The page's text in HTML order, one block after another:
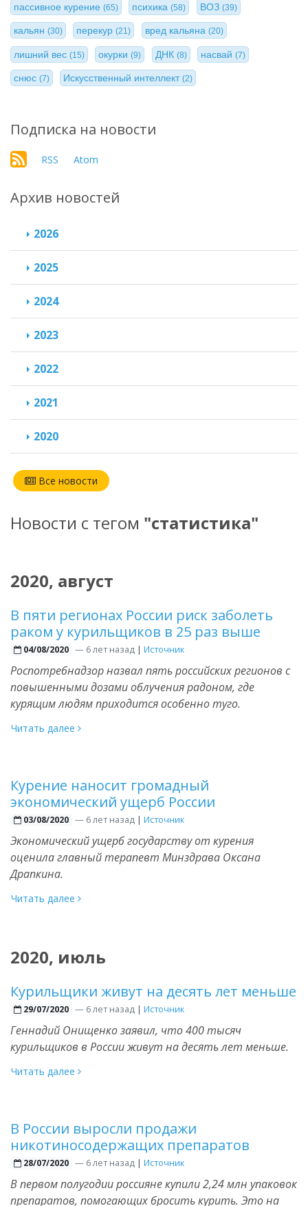
Новости с тегом "статистика"
2020, август
В пяти регионах России риск заболеть
раком у курильщиков в 25 раз выше
04/08/2020 —6 лет назад | Источник
Роспотребнадзор назвал пять российских регионов с
повышенными дозами облучения радоном, где
курящим людям приходится особенно туго.
Читать далее
Курение наносит громадный
экономический ущерб России
03/08/2020 —6 лет назад | Источник
Экономический ущерб государству от курения
оценила главный терапевт Минздрава Оксана
Драпкина.
Читать далее
2020, июль
Курильщики живут на десять лет меньше
29/07/2020 —6 лет назад | Источник
Геннадий Онищенко заявил, что 400 тысяч
курильщиков в России живут на десять лет меньше.
Читать далее
В России выросли продажи
никотиносодержащих препаратов
28/07/2020 —6 лет назад | Источник
В первом полугодии россияне купили 2,24 млн упаковок
препаратов, помогающих бросить курить. Это на
пассивное курение (65) психика(58) ВОЗ (39)
кальян (30) перекур(21) вред кальяна (20)
лишний вес (15) окурки(9) ДНК (8) насвай(7)
снюс (7) Искусственный интеллект(2)
Подписка на новости
RSS Atom
Архив новостей
2026
2025
2024
2023
2022
2021
2020
Все новости